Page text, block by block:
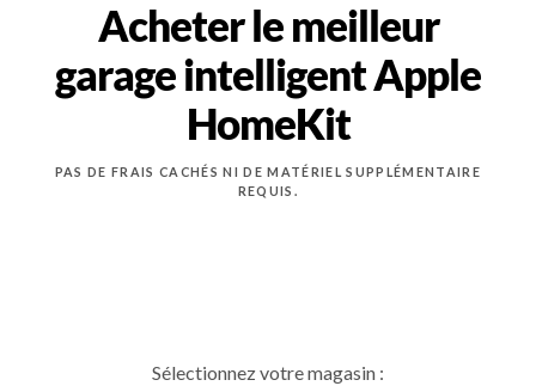
Acheter le meilleur
garage intelligent Apple
HomeKit
PAS DE FRAIS CACHÉS NI DE MATÉRIEL SUPPLÉMENTAIRE
REQUIS.
Sélectionnez votre magasin :